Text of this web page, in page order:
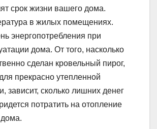
срок жизни вашего дома.
в жилых помещениях.
энергопотребления при
дома. От того, насколько
сделан кровельный пирог,
прекрасно утепленной
зависит, сколько лишних денег
потратить на отопление
дома.